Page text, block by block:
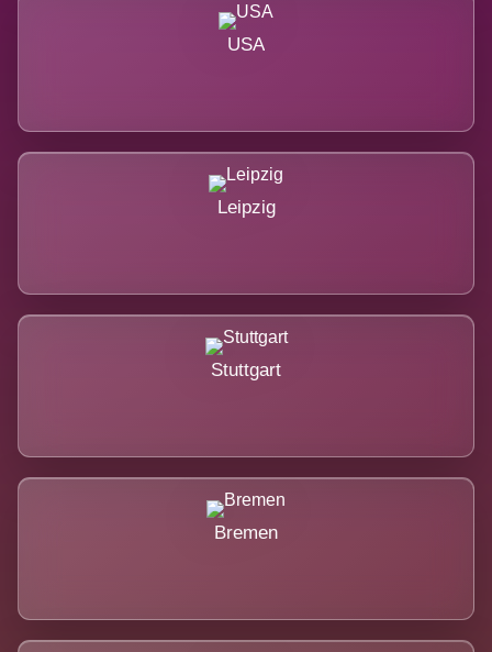
USA
Leipzig
Stuttgart
Bremen